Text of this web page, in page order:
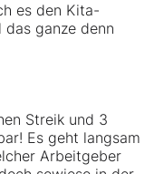
es den Kita-
ganze denn
Streik und 3
Es geht langsam
Arbeitgeber